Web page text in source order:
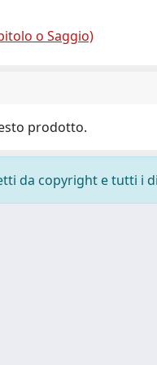
o Saggio)
prodotto.
da copyright e tutti i